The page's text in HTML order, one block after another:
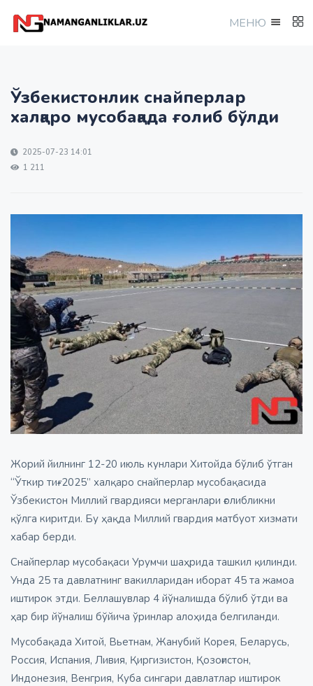
МEНЮ
Ўзбекистонлик снайперлар
халқаро мусобақада ғолиб бўлди
2025-07-23 14:01
1 211
Жорий йилнинг 12-20 июль кунлари Хитойда бўлиб ўтган
“Ўткир тиғ-2025” халқаро снайперлар мусобақасида
Ўзбекистон Миллий гвардияси мерганлари ғолибликни
қўлга киритди. Бу ҳақда Миллий гвардия матбуот хизмати
хабар берди.
Снайперлар мусобақаси Урумчи шаҳрида ташкил қилинди.
Унда 25 та давлатнинг вакилларидан иборат 45 та жамоа
иштирок этди. Беллашувлар 4 йўналишда бўлиб ўтди ва
ҳар бир йўналиш бўйича ўринлар алоҳида белгиланди.
Мусобақада Хитой, Вьетнам, Жанубий Корея, Беларусь,
Россия, Испания, Ливия, Қиргизистон, Қозоғистон,
Индонезия, Венгрия, Куба сингари давлатлар иштирок